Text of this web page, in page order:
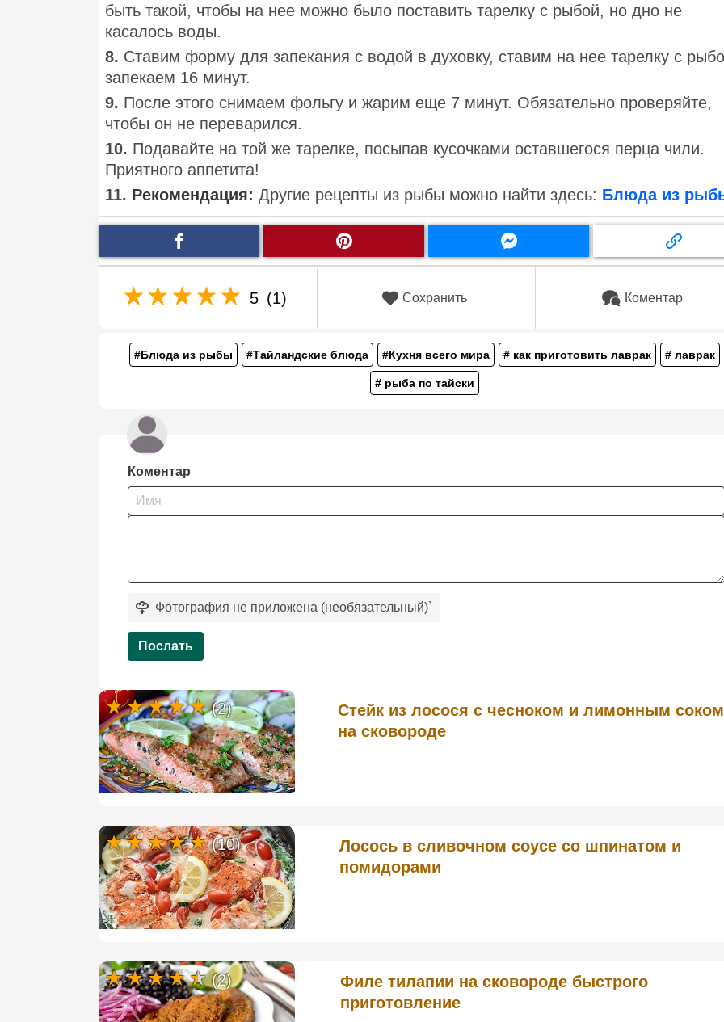
быть такой, чтобы на нее можно было поставить тарелку с рыбой, но дно не
касалось воды.
8. Ставим форму для запекания с водой в духовку, ставим на нее тарелку с
запекаем 16 минут.
9. После этого снимаем фольгу и жарим еще 7 минут. Обязательно проверяйте,
чтобы он не переварился.
10. Подавайте на той же тарелке, посыпав кусочками оставшегося перца чили.
Приятного аппетита!
11. Рекомендация: Другие рецепты из рыбы можно найти здесь: Блюда из
5 (1) Сохранить Коментар
#Блюда из рыбы #Тайландские блюда #Кухня всего мира # как приготовить лаврак # лаврак
# рыба по тайски
Коментар
Фотография не приложена (необязательный)`
Послать
Стейк из лосося с чесноком и лимонным соком
на сковороде
(2)
Лосось в сливочном соусе со шпинатом и
помидорами
(10)
Филе тилапии на сковороде быстрого
приготовление
(2)